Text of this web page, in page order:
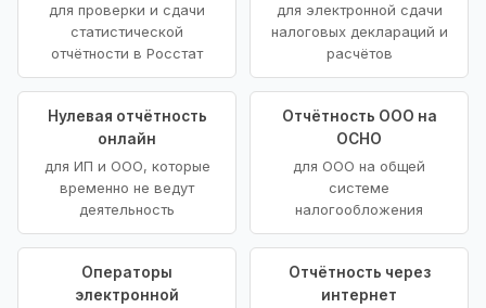
для проверки и сдачи
статистической
отчётности в Росстат
для электронной сдачи
налоговых деклараций и
расчётов
Нулевая отчётность
онлайн
для ИП и ООО, которые
временно не ведут
деятельность
Отчётность ООО на
ОСНО
для ООО на общей
системе
налогообложения
Операторы
электронной
Отчётность через
интернет